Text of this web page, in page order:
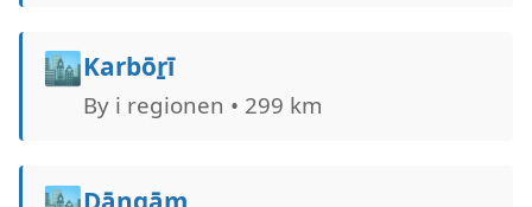
🏙️Karbōṟī
By i regionen • 299 km